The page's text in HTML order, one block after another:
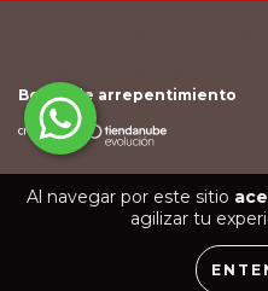
Al navegar por este sitio
agilizar tu
Botón de arrepentimiento